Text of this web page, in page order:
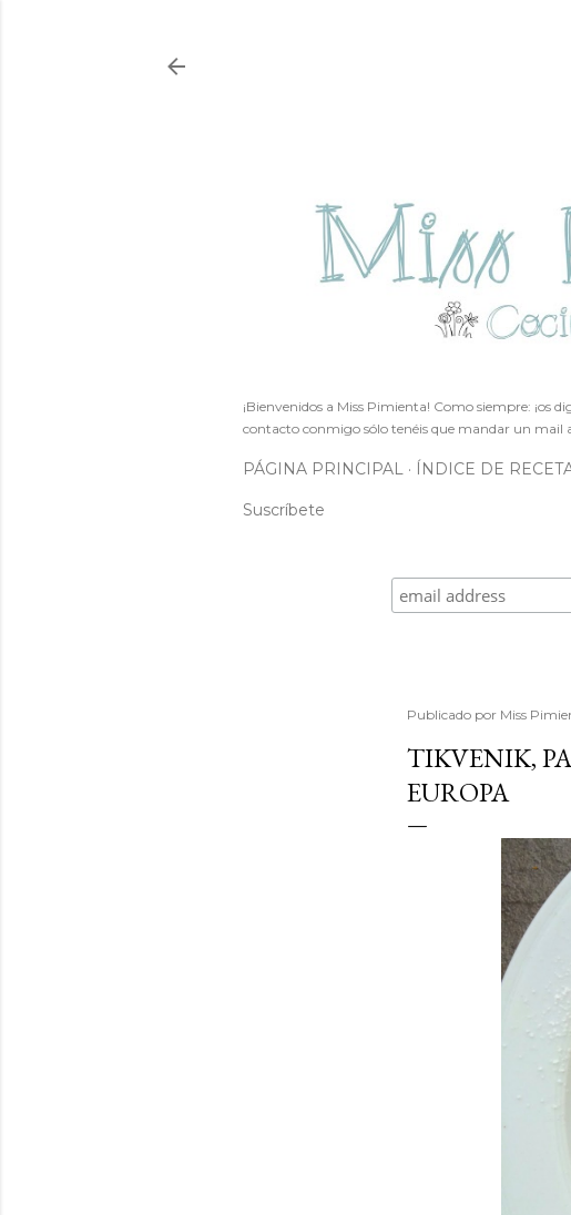
¡Bienvenidos a Miss Pimienta! Como siempre: ¡os
contacto conmigo sólo tenéis que mandar un mail
PÁGINA PRINCIPAL ÍNDICE DE
Suscríbete
Publicado por Miss
TIKVENIK,
EUROPA